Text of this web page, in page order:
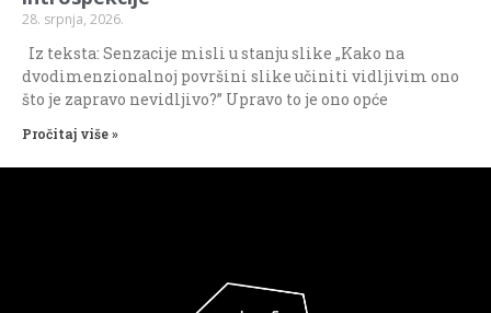
28. srpnja, 2026.
Iz teksta: Senzacije misli u stanju slike „Kako na
dvodimenzionalnoj površini slike učiniti vidljivim ono
što je zapravo nevidljivo?” Upravo to je ono opće
Pročitaj više »